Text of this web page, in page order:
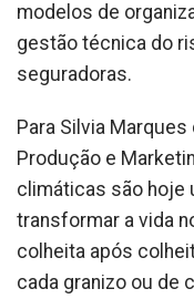
modelos de
gestão técnica do
seguradoras.
Para Silvia
Produção e
climáticas são hoje
transformar a vida
colheita após
cada granizo ou de